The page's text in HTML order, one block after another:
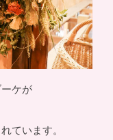
ケが
ています。